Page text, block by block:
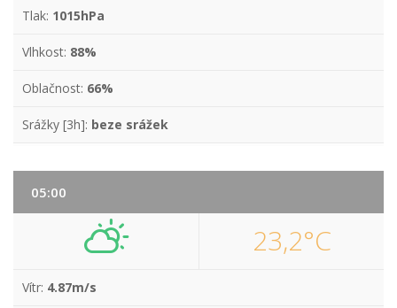
Tlak: 1015hPa
Vlhkost: 88%
Oblačnost: 66%
Srážky [3h]: beze srážek
05:00
23,2°C
Vítr: 4.87m/s